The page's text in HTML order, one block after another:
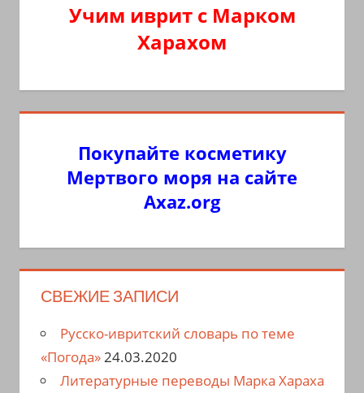
Учим иврит с Марком
Харахом
Покупайте косметику
Мертвого моря на сайте
Axaz.org
СВЕЖИЕ ЗАПИСИ
Русско-ивритский словарь по теме
«Погода»24.03.2020
Литературные переводы Марка Хараха